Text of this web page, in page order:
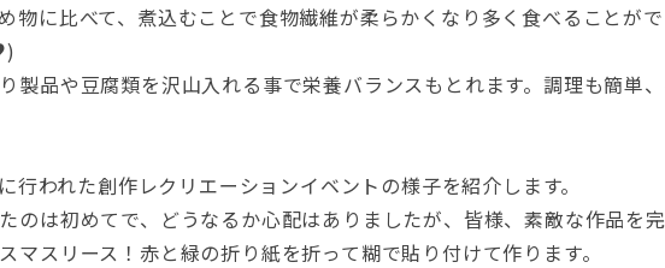
物に比べて、煮込むことで食物繊維が柔らかくなり多く食べることが
製品や豆腐類を沢山入れる事で栄養バランスもとれます。調理も簡単
われた創作レクリエーションイベントの様子を紹介します。
のは初めてで、どうなるか心配はありましたが、皆様、素敵な作品を
マスリース！赤と緑の折り紙を折って糊で貼り付けて作ります。